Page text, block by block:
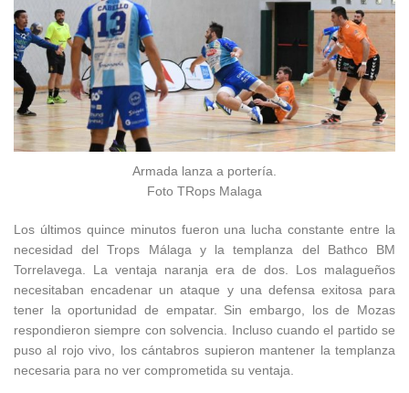
Armada lanza a portería.
Foto TRops Malaga
Los últimos quince minutos fueron una lucha constante entre la
necesidad del Trops Málaga y la templanza del Bathco BM
Torrelavega. La ventaja naranja era de dos. Los malagueños
necesitaban encadenar un ataque y una defensa exitosa para
tener la oportunidad de empatar. Sin embargo, los de Mozas
respondieron siempre con solvencia. Incluso cuando el partido se
puso al rojo vivo, los cántabros supieron mantener la templanza
necesaria para no ver comprometida su ventaja.